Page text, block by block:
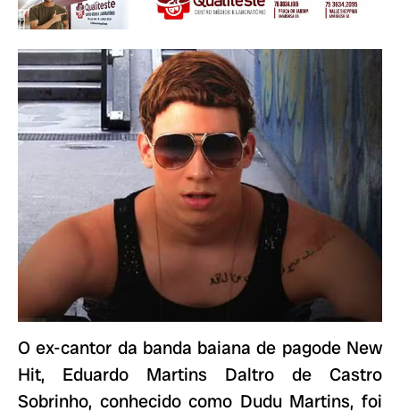
O ex-cantor da banda baiana de pagode New
Hit, Eduardo Martins Daltro de Castro
Sobrinho, conhecido como Dudu Martins, foi